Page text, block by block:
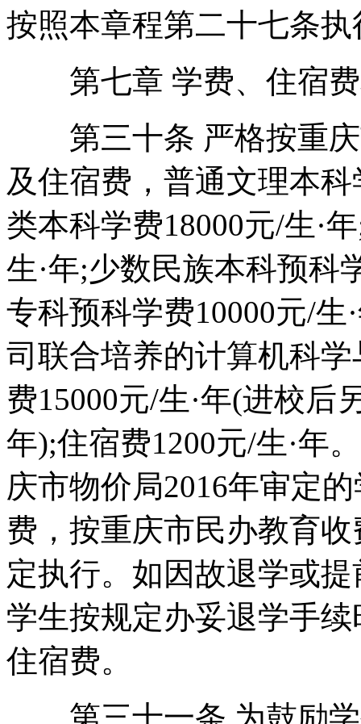
按照本章程第二十七条执
第七章 学费、住宿费
第三十条 严格按重庆
及住宿费，普通文理本科
类本科学费18000元/生·
生·年;少数民族本科预科
专科预科学费10000元/
司联合培养的计算机科
费15000元/生·年(进校后
年);住宿费1200元/生·年
庆市物价局2016年审定
费，按重庆市民办教育
定执行。如因故退学或
学生按规定办妥退学手
住宿费。